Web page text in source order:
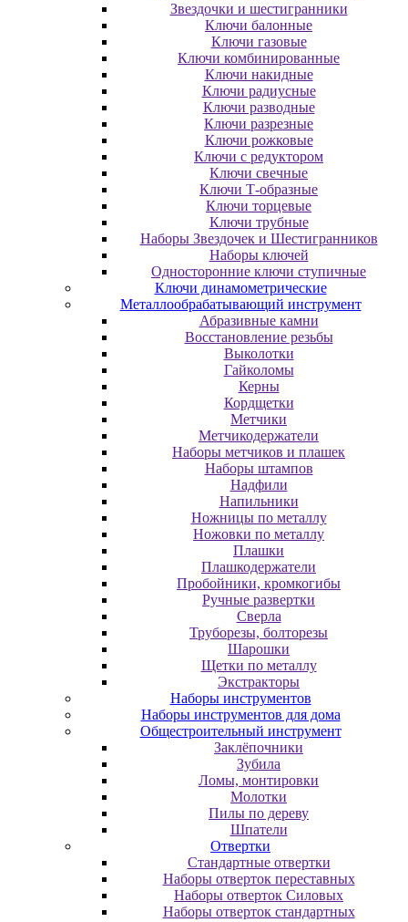
Звездочки и шестигранники
Ключи балонные
Ключи газовые
Ключи комбинированные
Ключи накидные
Ключи радиусные
Ключи разводные
Ключи разрезные
Ключи рожковые
Ключи с редуктором
Ключи свечные
Ключи Т-образные
Ключи торцевые
Ключи трубные
Наборы Звездочек и Шестигранников
Наборы ключей
Односторонние ключи ступичные
Ключи динамометрические
Металлообрабатывающий инструмент
Абразивные камни
Восстановление резьбы
Выколотки
Гайколомы
Керны
Кордщетки
Метчики
Метчикодержатели
Наборы метчиков и плашек
Наборы штампов
Надфили
Напильники
Ножницы по металлу
Ножовки по металлу
Плашки
Плашкодержатели
Пробойники, кромкогибы
Ручные развертки
Сверла
Труборезы, болторезы
Шарошки
Щетки по металлу
Экcтpaктopы
Наборы инструментов
Наборы инструментов для дома
Общестроительный инструмент
Заклёпочники
Зубила
Ломы, монтировки
Молотки
Пилы по дереву
Шпатели
Отвертки
Cтандартные отвертки
Наборы отверток переставных
Наборы отверток Силовых
Наборы отверток стандартных